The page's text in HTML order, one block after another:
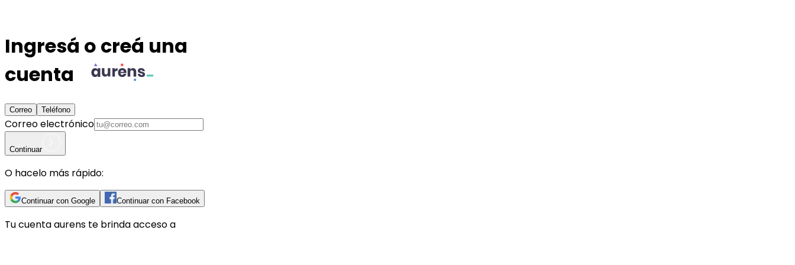
Ingresá o creá una
cuenta
Correo Teléfono
Correo electrónico
Continuar
O hacelo más rápido:
Continuar con Google Continuar con Facebook
Tu cuentaaurens te brinda acceso a